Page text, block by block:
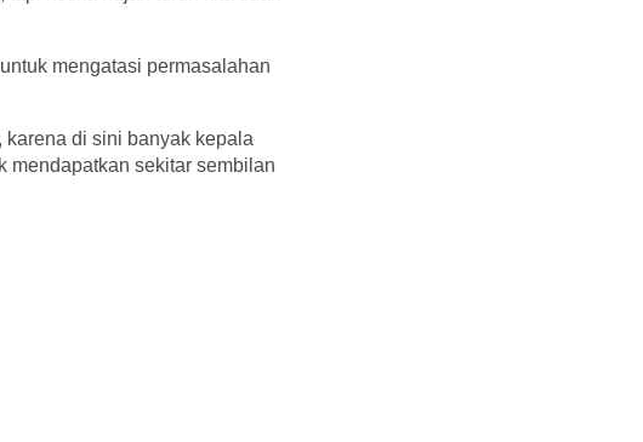
mengatasi permasalahan
di sini banyak kepala
mendapatkan sekitar sembilan